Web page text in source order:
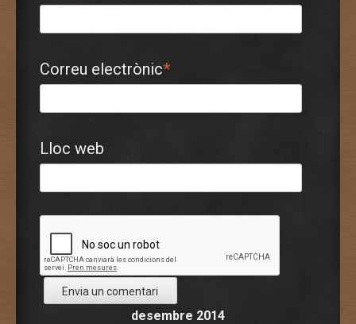
Correu electrònic*
Lloc web
desembre 2014